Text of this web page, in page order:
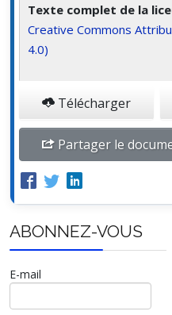
Texte complet de la
Creative Commons
4.0)
Télécharger
Partager le
ABONNEZ-VOUS
E-mail